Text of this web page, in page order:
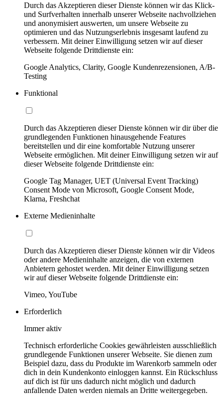
Durch das Akzeptieren dieser Dienste können wir das Klick-
und Surfverhalten innerhalb unserer Webseite nachvollziehen
und anonymisiert auswerten, um unsere Webseite zu
optimieren und das Nutzungserlebnis insgesamt laufend zu
verbessern. Mit deiner Einwilligung setzen wir auf dieser
Webseite folgende Drittdienste ein:
Google Analytics, Clarity, Google Kundenrezensionen, A/B-
Testing
Funktional
Durch das Akzeptieren dieser Dienste können wir dir über die
grundlegenden Funktionen hinausgehende Features
bereitstellen und dir eine komfortable Nutzung unserer
Webseite ermöglichen. Mit deiner Einwilligung setzen wir auf
dieser Webseite folgende Drittdienste ein:
Google Tag Manager, UET (Universal Event Tracking)
Consent Mode von Microsoft, Google Consent Mode,
Klarna, Freshchat
Externe Medieninhalte
Durch das Akzeptieren dieser Dienste können wir dir Videos
oder andere Medieninhalte anzeigen, die von externen
Anbietern gehostet werden. Mit deiner Einwilligung setzen
wir auf dieser Webseite folgende Drittdienste ein:
Vimeo, YouTube
Erforderlich
Immer aktiv
Technisch erforderliche Cookies gewährleisten ausschließlich
grundlegende Funktionen unserer Webseite. Sie dienen zum
Beispiel dazu, dass du Produkte im Warenkorb sammeln oder
dich in dein Kundenkonto einloggen kannst. Ein Rückschluss
auf dich ist für uns dadurch nicht möglich und dadurch
anfallende Daten werden niemals an Dritte weitergegeben.